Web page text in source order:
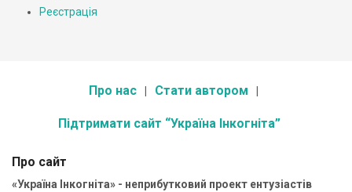
Реєстрація
Про нас Стати автором
Підтримати сайт “Україна Інкогніта”
Про сайт
«Україна Інкогніта» - неприбутковий проект ентузіастів